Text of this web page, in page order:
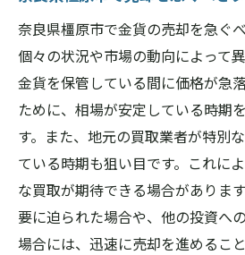
奈良県橿原市で金貨の売却を急ぐ
個々の状況や市場の動向によって
金貨を保管している間に価格が急
ために、相場が安定している時期
す。また、地元の買取業者が特別
ている時期も狙い目です。これに
な買取が期待できる場合がありま
要に迫られた場合や、他の投資へ
場合には、迅速に売却を進めるこ